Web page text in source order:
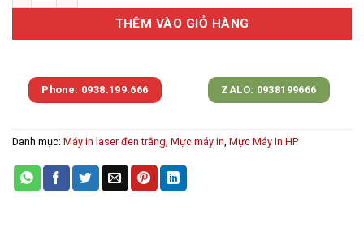
THÊM VÀO GIỎ HÀNG
Phone: 0938.199.666 ZALO: 0938199666
Danh mục: Máy in laser đen trắng, Mực máy in, Mực Máy In HP